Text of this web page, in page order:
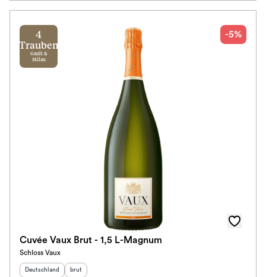
4
Trauben
Gault &
Milau
-5%
Cuvée Vaux Brut - 1,5 L-Magnum
Schloss Vaux
Herkunftsland
Deutschland Geschmack
brut